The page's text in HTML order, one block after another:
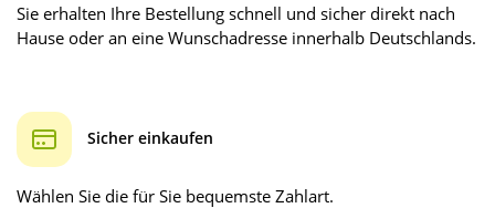
Sie erhalten Ihre Bestellung schnell und sicher direkt nach
Hause oder an eine Wunschadresse innerhalb Deutschlands.
Sicher einkaufen
Wählen Sie die für Sie bequemste Zahlart.